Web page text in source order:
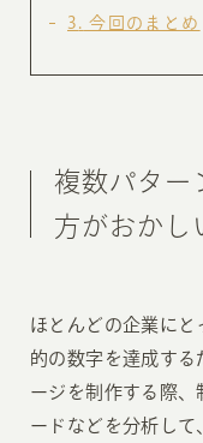
3 今回のまとめ
複数パター
方がおかし
ほとんどの企業にと
的の数字を達成する
ージを制作する際、
ードなどを分析して